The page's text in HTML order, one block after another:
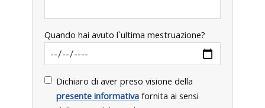
Quando hai avuto l`ultima mestruazione?
Dichiaro di aver preso visione della
presente informativa fornita ai sensi